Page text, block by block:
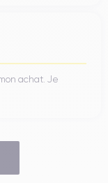
achat. Je